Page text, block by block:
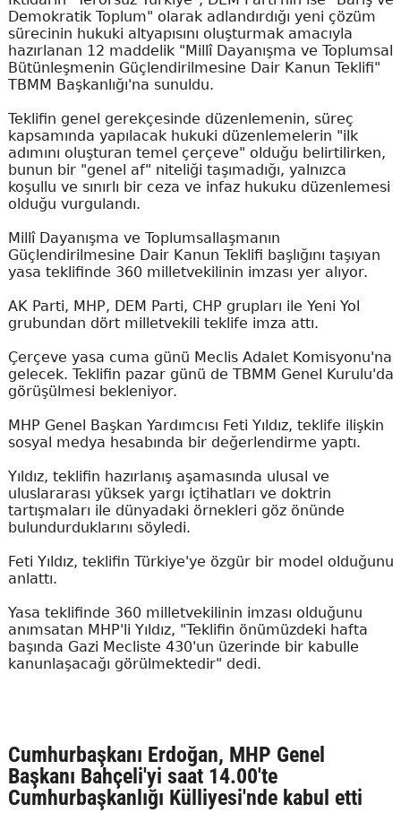
Demokratik Toplum" olarak adlandırdığı yeni çözüm
sürecinin hukuki altyapısını oluşturmak amacıyla
hazırlanan 12 maddelik "Millî Dayanışma ve Toplumsal
Bütünleşmenin Güçlendirilmesine Dair Kanun Teklifi"
TBMM Başkanlığı'na sunuldu.
Teklifin genel gerekçesinde düzenlemenin, süreç
kapsamında yapılacak hukuki düzenlemelerin "ilk
adımını oluşturan temel çerçeve" olduğu belirtilirken,
bunun bir "genel af" niteliği taşımadığı, yalnızca
koşullu ve sınırlı bir ceza ve infaz hukuku düzenlemesi
olduğu vurgulandı.
Millî Dayanışma ve Toplumsallaşmanın
Güçlendirilmesine Dair Kanun Teklifi başlığını taşıyan
yasa teklifinde 360 milletvekilinin imzası yer alıyor.
AK Parti, MHP, DEM Parti, CHP grupları ile Yeni Yol
grubundan dört milletvekili teklife imza attı.
Çerçeve yasa cuma günü Meclis Adalet Komisyonu'na
gelecek. Teklifin pazar günü de TBMM Genel Kurulu'da
görüşülmesi bekleniyor.
MHP Genel Başkan Yardımcısı Feti Yıldız, teklife ilişkin
sosyal medya hesabında bir değerlendirme yaptı.
Yıldız, teklifin hazırlanış aşamasında ulusal ve
uluslararası yüksek yargı içtihatları ve doktrin
tartışmaları ile dünyadaki örnekleri göz önünde
bulundurduklarını söyledi.
Feti Yıldız, teklifin Türkiye'ye özgür bir model olduğunu
anlattı.
Yasa teklifinde 360 milletvekilinin imzası olduğunu
anımsatan MHP'li Yıldız, "Teklifin önümüzdeki hafta
başında Gazi Mecliste 430'un üzerinde bir kabulle
kanunlaşacağı görülmektedir" dedi.
Cumhurbaşkanı Erdoğan, MHP Genel
Başkanı Bahçeli'yi saat 14.00'te
Cumhurbaşkanlığı Külliyesi'nde kabul etti